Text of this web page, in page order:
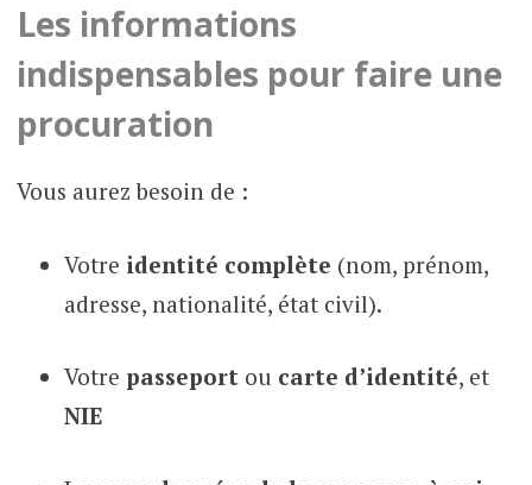
Les informations
indispensables pour faire une
procuration
Vous aurez besoin de :
Votre identité complète (nom, prénom,
adresse, nationalité, état civil).
Votre passeportou carte d’identité, et
NIE